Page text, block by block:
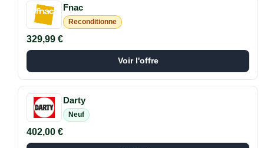
Fnac
Reconditionne
329,99 €
Voir l'offre
Darty
Neuf
402,00 €